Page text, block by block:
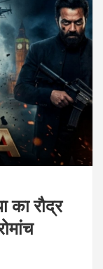
का रौद्र